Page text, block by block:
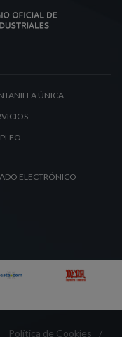
ÚNICA
ELECTRÓNICO
Política de Cookies /